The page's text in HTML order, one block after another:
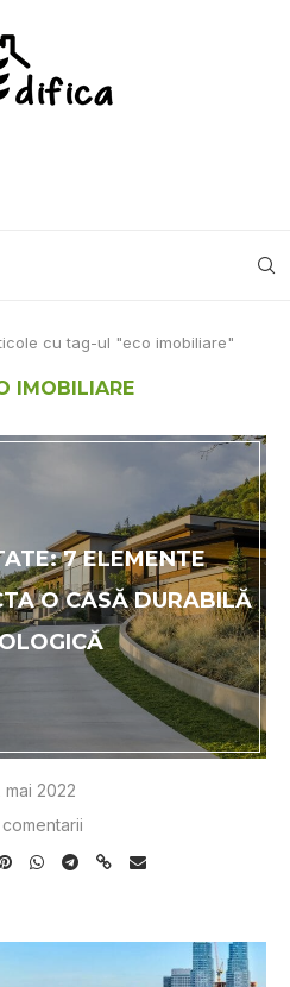
cu tag-ul "eco imobiliare"
IMOBILIARE
7 ELEMENTE
O CASĂ DURABILĂ
mai 2022
comentarii